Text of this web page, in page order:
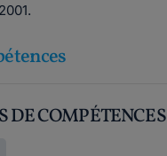
DE COMPÉTENCES